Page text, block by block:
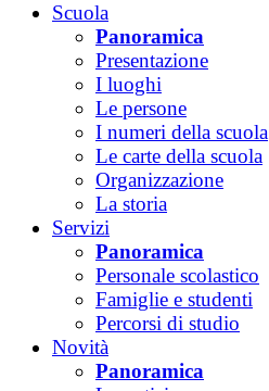
Scuola
Panoramica
Presentazione
I luoghi
Le persone
I numeri della scuola
Le carte della scuola
Organizzazione
La storia
Servizi
Panoramica
Personale scolastico
Famiglie e studenti
Percorsi di studio
Novità
Panoramica